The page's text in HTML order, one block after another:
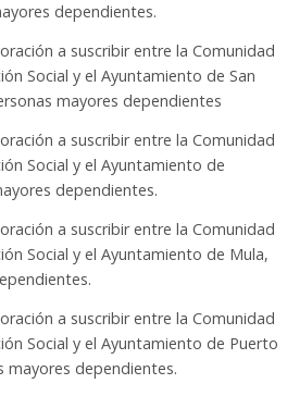
dependientes.
a suscribir entre la Comunidad
Social y el Ayuntamiento de San
mayores dependientes
a suscribir entre la Comunidad
Social y el Ayuntamiento de
dependientes.
a suscribir entre la Comunidad
Social y el Ayuntamiento de Mula,
a suscribir entre la Comunidad
Social y el Ayuntamiento de Puerto
mayores dependientes.